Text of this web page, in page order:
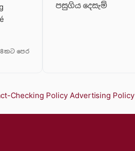
පෙර
පසුගිය දෙසැම්
Checking Policy Advertising Policy